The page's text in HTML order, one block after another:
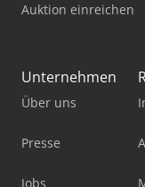
Auktion einreichen
Unternehmen
Über uns
Presse
Jobs